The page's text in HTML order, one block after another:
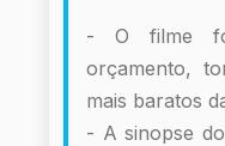
- O filme
orçamento,
mais baratos
- A sinopse